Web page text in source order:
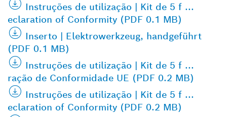
Instruções de utilização | Kit de 5 f ...
eclaration of Conformity (PDF 0.1 MB)
Inserto | Elektrowerkzeug, handgeführt
(PDF 0.1 MB)
Instruções de utilização | Kit de 5 f ...
ração de Conformidade UE (PDF 0.2 MB)
Instruções de utilização | Kit de 5 f ...
eclaration of Conformity (PDF 0.2 MB)